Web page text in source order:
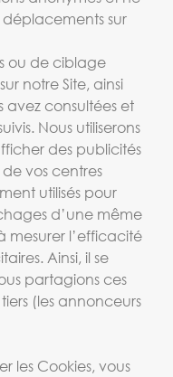
sur
ou de ciblage
notre Site, ainsi
avez consultées et
Nous utiliserons
des publicités
vos centres
utilisés pour
d’une même
mesurer l’efficacité
Ainsi, il se
partagions ces
(les annonceurs
les Cookies, vous